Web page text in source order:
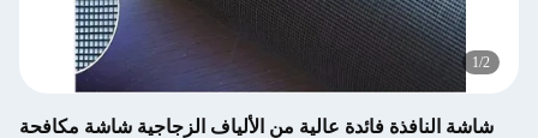
1/2
شاشة النافذة فائدة عالية من الألياف الزجاجية شاشة مكافحة